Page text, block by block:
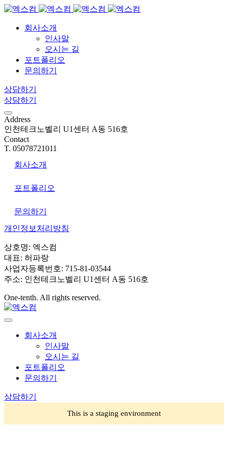
회사소개
인사말
오시는 길
포트폴리오
문의하기
상담하기
상담하기
Address
인천테크노벨리 U1센터 A동 516호
Contact
T. 05078721011
회사소개
포트폴리오
문의하기
개인정보처리방침
상호명: 엑스컴
대표: 허파랑
사업자등록번호: 715-81-03544
주소: 인천테크노벨리 U1센터 A동 516호
One-tenth. All rights reserved.
회사소개
인사말
오시는 길
포트폴리오
문의하기
상담하기
This is a staging environment